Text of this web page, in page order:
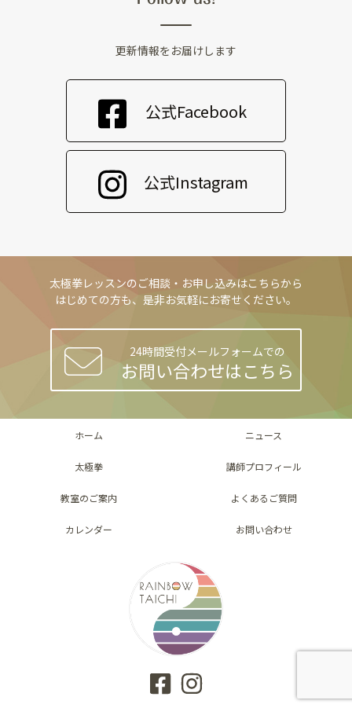
更新情報をお届けします
公式Facebook
公式Instagram
太極拳レッスンのご相談・お申し込みはこちらから
はじめての方も、是非お気軽にお寄せください。
24時間受付メールフォームでの
お問い合わせはこちら
ホーム ニュース
太極拳 講師プロフィール
教室のご案内 よくあるご質問
カレンダー お問い合わせ